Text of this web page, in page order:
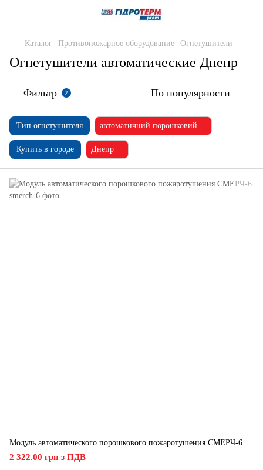
Каталог Противопожарное оборудование Огнетушители
Огнетушители автоматические Днепр
Фильтр 2 По популярности
Тип огнетушителя автоматичний порошковий
Купить в городе Днепр
Модуль автоматического порошкового пожаротушения СМЕРЧ-6
2 322.00 грн з ПДВ